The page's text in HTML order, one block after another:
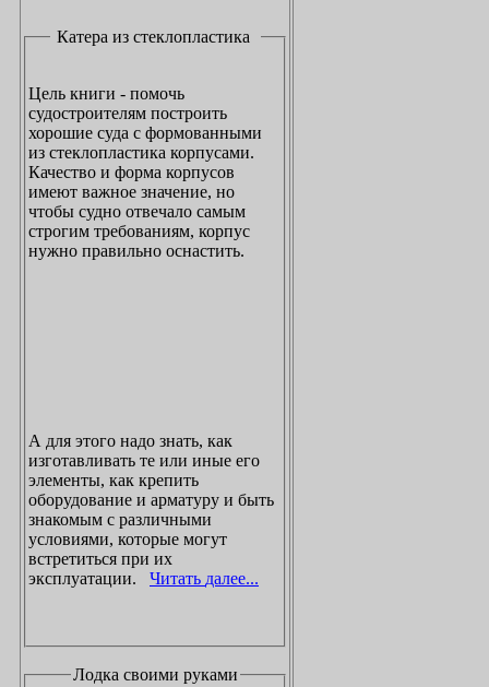
Катера из стеклопластика
Цель книги - помочь
судостроителям построить
хорошие суда с формованными
из стеклопластика корпусами.
Качество и форма корпусов
имеют важное значение, но
чтобы судно отвечало самым
строгим требованиям, корпус
нужно правильно оснастить.
А для этого надо знать, как
изготавливать те или иные его
элементы, как крепить
оборудование и арматуру и быть
знакомым с различными
условиями, которые могут
встретиться при их
эксплуатации.
Читать далее...
Лодка своими руками